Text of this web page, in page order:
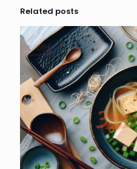
Related posts